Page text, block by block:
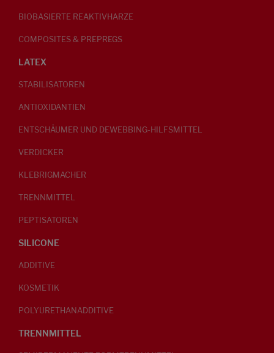
BIOBASIERTE REAKTIVHARZE
COMPOSITES & PREPREGS
LATEX
STABILISATOREN
ANTIOXIDANTIEN
ENTSCHÄUMER UND DEWEBBING-HILFSMITTEL
VERDICKER
KLEBRIGMACHER
TRENNMITTEL
PEPTISATOREN
SILICONE
ADDITIVE
KOSMETIK
POLYURETHANADDITIVE
TRENNMITTEL